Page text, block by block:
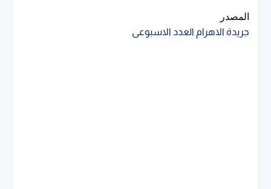
المصدر
جريدة الاهرام العدد الاسبوعى